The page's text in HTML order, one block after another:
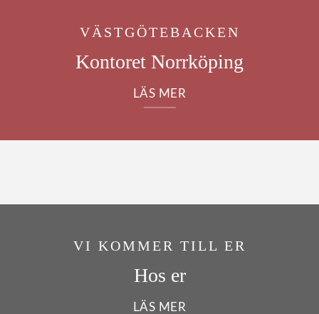
VÄSTGÖTEBACKEN
Kontoret Norrköping
LÄS MER
VI KOMMER TILL ER
Hos er
LÄS MER